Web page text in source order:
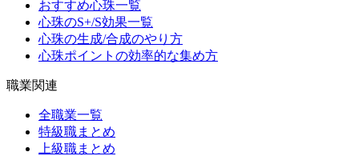
おすすめ心珠一覧
心珠のS+/S効果一覧
心珠の生成/合成のやり方
心珠ポイントの効率的な集め方
職業関連
全職業一覧
特級職まとめ
上級職まとめ